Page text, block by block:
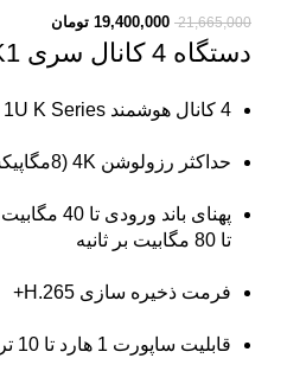
21,665,000
19,400,000 تومان
دستگاه 4 کانال سری DS-7604NXI-K1
4 کانال هوشمند K Series
حداکثر رزولوشن 4K (8مگاپیکسل)
پهنای باند
تا 80 مگابیت بر ثانیه
فرمت ذخیره سازی H.265+
قابلیت ساپورت 1 هارد تا 10 ترابایت